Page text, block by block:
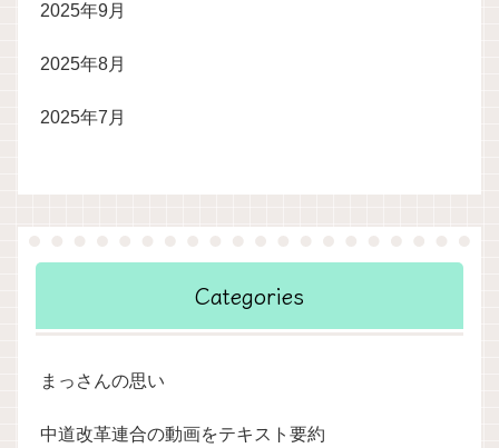
2025年9月
2025年8月
2025年7月
Categories
まっさんの思い
中道改革連合の動画をテキスト要約